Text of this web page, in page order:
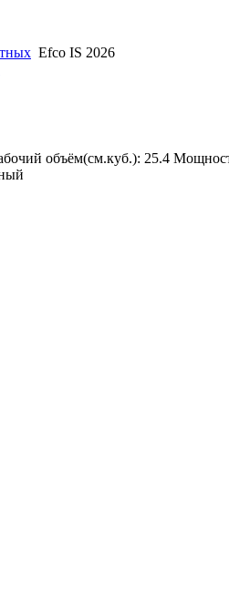
Efco IS 2026
объём(см.куб.): 25.4